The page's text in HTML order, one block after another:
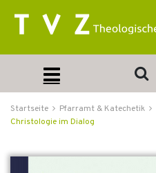
Startseite Pfarramt & Katechetik
Christologie im Dialog